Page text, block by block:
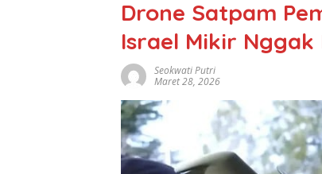
Drone Satpam
Israel Mikir
Seokwati Putri
Maret 28, 2026